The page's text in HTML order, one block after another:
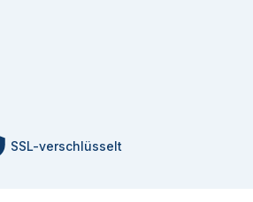
SSL-verschlüsselt